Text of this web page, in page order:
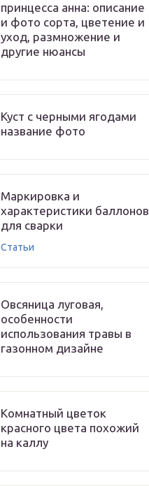
принцесса анна: описание
и фото сорта, цветение и
уход, размножение и
другие нюансы
Куст с черными ягодами
название фото
Маркировка и
характеристики баллонов
для сварки
Статьи
Овсяница луговая,
особенности
использования травы в
газонном дизайне
Комнатный цветок
красного цвета похожий
на каллу